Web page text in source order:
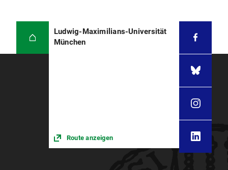
Ludwig-Maximilians-Universität
München
Route anzeigen